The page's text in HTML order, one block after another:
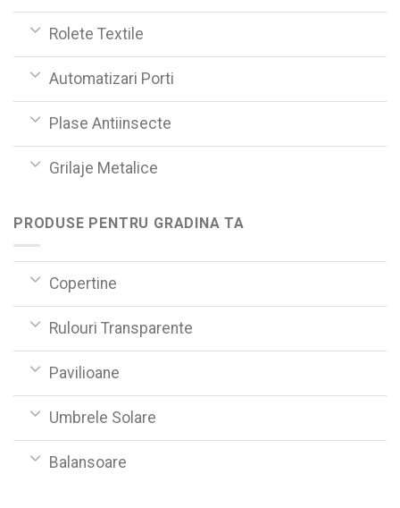
Rolete Textile
Automatizari Porti
Plase Antiinsecte
Grilaje Metalice
PRODUSE PENTRU GRADINA TA
Copertine
Rulouri Transparente
Pavilioane
Umbrele Solare
Balansoare